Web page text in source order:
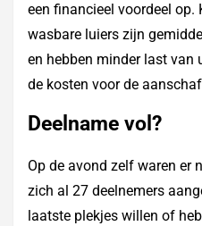
een financieel voordeel op.
wasbare luiers zijn
en hebben minder last van
de kosten voor de
Deelname vol?
Op de avond zelf waren er
zich al 27 deelnemers
laatste plekjes willen of